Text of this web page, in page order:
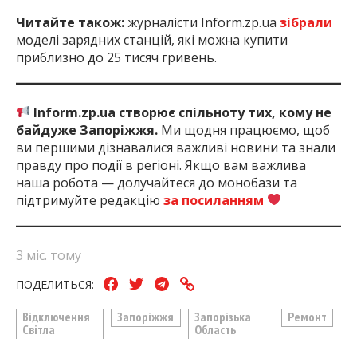
Читайте також:журналісти Inform.zp.ua зібрали
моделі зарядних станцій, які можна купити
приблизно до 25 тисяч гривень.
Inform.zp.ua створює спільноту тих, кому не
байдуже Запоріжжя. Ми щодня працюємо, щоб
ви першими дізнавалися важливі новини та знали
правду про події в регіоні. Якщо вам важлива
наша робота — долучайтеся до монобази та
підтримуйте редакцію за посиланням
3 міс. тому
ПОДЕЛИТЬСЯ:
Відключення
Світла
Запоріжжя
Запорізька
Область
Ремонт